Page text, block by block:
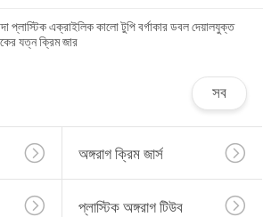
এক্রাইলিক কালো টুপি বর্গাকার ডবল দেয়ালযুক্ত
যত্ন ক্রিম জার
সব
অঙ্গরাগ ক্রিম জার্স
প্লাস্টিক অঙ্গরাগ টিউব